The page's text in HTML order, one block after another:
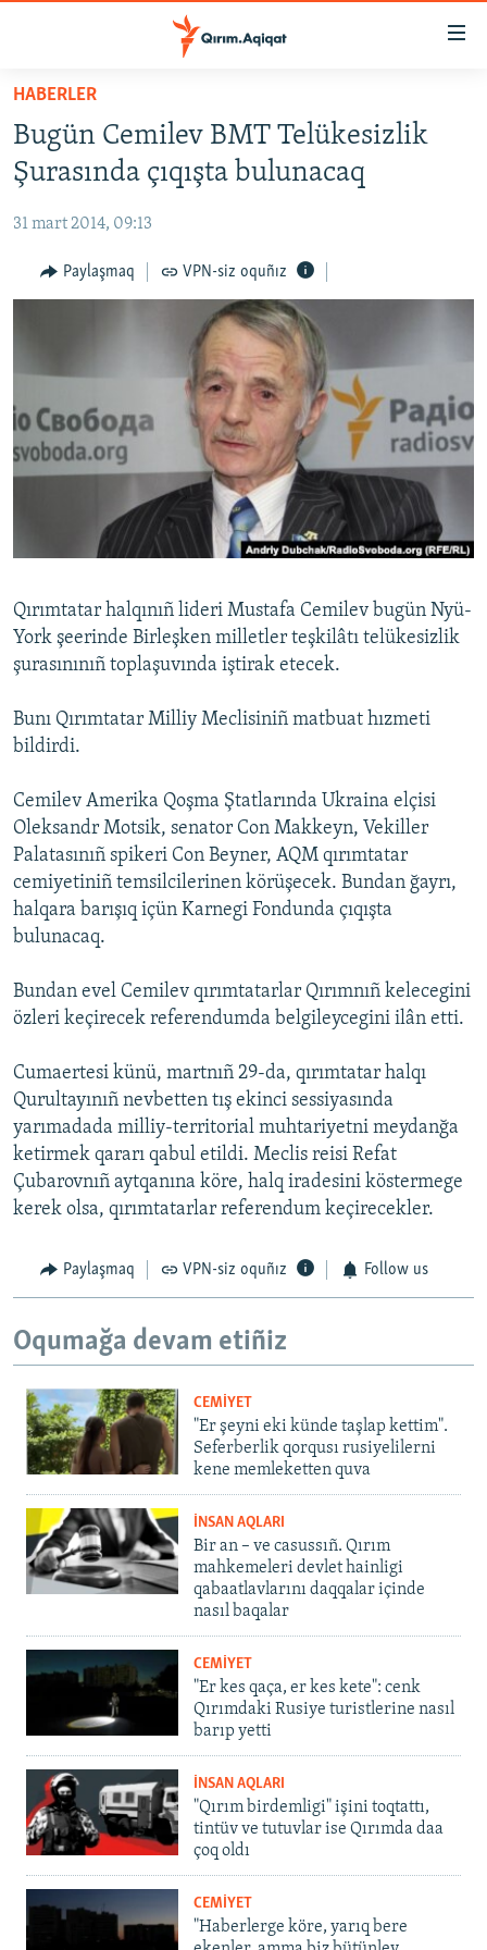
Esas
qaytmaq
Baş
navigatsiyağa
qaytmaq
qaytmaq
SİYASET
İQTİSADİYAT
CEMİYET
MEDENİYET
BLOGLAR
FİKİR
Українською
QOŞULIÑIZ!
RFE/RS bütün saytları
HABERLER
Bugün Cemilev BMT Telükesizlik
Şurasında çıqışta bulunacaq
31 mart 2014, 09:13
Paylaşmaq VPN-siz oquñız
Qırımtatar halqınıñ lideri Mustafa Cemilev bugün Nyü-
York şeerinde Birleşken milletler teşkilâtı telükesizlik
şurasınınıñ toplaşuvında iştirak etecek.
Bunı Qırımtatar Milliy Meclisiniñ matbuat hızmeti
bildirdi.
Cemilev Amerika Qoşma Ştatlarında Ukraina elçisi
Oleksandr Motsik, senator Con Makkeyn, Vekiller
Palatasınıñ spikeri Con Beyner, AQM qırımtatar
cemiyetiniñ temsilcilerinen körüşecek. Bundan ğayrı,
halqara barışıq içün Karnegi Fondunda çıqışta
bulunacaq.
Bundan evel Cemilev qırımtatarlar Qırımnıñ kelecegini
özleri keçirecek referendumda belgileycegini ilân etti.
Cumaertesi künü, martnıñ 29-da, qırımtatar halqı
Qurultayınıñ nevbetten tış ekinci sessiyasında
yarımadada milliy-territorial muhtariyetni meydanğa
ketirmek qararı qabul etildi. Meclis reisi Refat
Çubarovnıñ aytqanına köre, halq iradesini köstermege
kerek olsa, qırımtatarlar referendum keçirecekler.
Paylaşmaq VPN-siz oquñız Follow us
Oqumağa devam etiñiz
CEMİYET
"Er şeyni eki künde taşlap kettim".
Seferberlik qorqusı rusiyelilerni
kene memleketten quva
İNSAN AQLARI
Bir an – ve casussıñ. Qırım
mahkemeleri devlet hainligi
qabaatlavlarını daqqalar içinde
nasıl baqalar
CEMİYET
"Er kes qaça, er kes kete": cenk
Qırımdaki Rusiye turistlerine nasıl
barıp yetti
İNSAN AQLARI
"Qırım birdemligi" işini toqtattı,
tintüv ve tutuvlar ise Qırımda daa
çoq oldı
CEMİYET
"Haberlerge köre, yarıq bere